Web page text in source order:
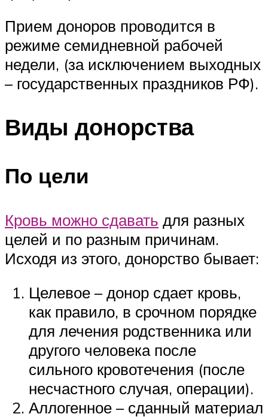
Прием доноров проводится в
режиме семидневной рабочей
недели, (за исключением выходных
– государственных праздников РФ).
Виды донорства
По цели
Кровь можно сдавать для разных
целей и по разным причинам.
Исходя из этого, донорство бывает:
Целевое – донор сдает кровь,
как правило, в срочном порядке
для лечения родственника или
другого человека после
сильного кровотечения (после
несчастного случая, операции).
Аллогенное – сданный материал